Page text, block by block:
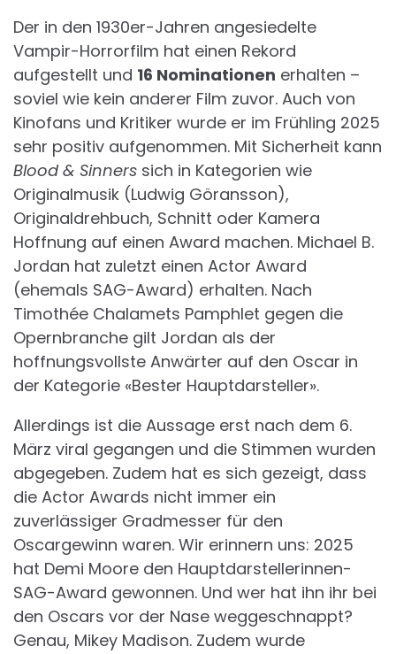
Der in den 1930er-Jahren angesiedelte
Vampir-Horrorfilm hat einen Rekord
aufgestellt und 16 Nominationen erhalten –
soviel wie kein anderer Film zuvor. Auch von
Kinofans und Kritiker wurde er im Frühling 2025
sehr positiv aufgenommen. Mit Sicherheit kann
Blood & Sinners sich in Kategorien wie
Originalmusik (Ludwig Göransson),
Originaldrehbuch, Schnitt oder Kamera
Hoffnung auf einen Award machen. Michael B.
Jordan hat zuletzt einen Actor Award
(ehemals SAG-Award) erhalten. Nach
Timothée Chalamets Pamphlet gegen die
Opernbranche gilt Jordan als der
hoffnungsvollste Anwärter auf den Oscar in
der Kategorie «Bester Hauptdarsteller».
Allerdings ist die Aussage erst nach dem 6.
März viral gegangen und die Stimmen wurden
abgegeben. Zudem hat es sich gezeigt, dass
die Actor Awards nicht immer ein
zuverlässiger Gradmesser für den
Oscargewinn waren. Wir erinnern uns: 2025
hat Demi Moore den Hauptdarstellerinnen-
SAG-Award gewonnen. Und wer hat ihn ihr bei
den Oscars vor der Nase weggeschnappt?
Genau, Mikey Madison. Zudem wurde